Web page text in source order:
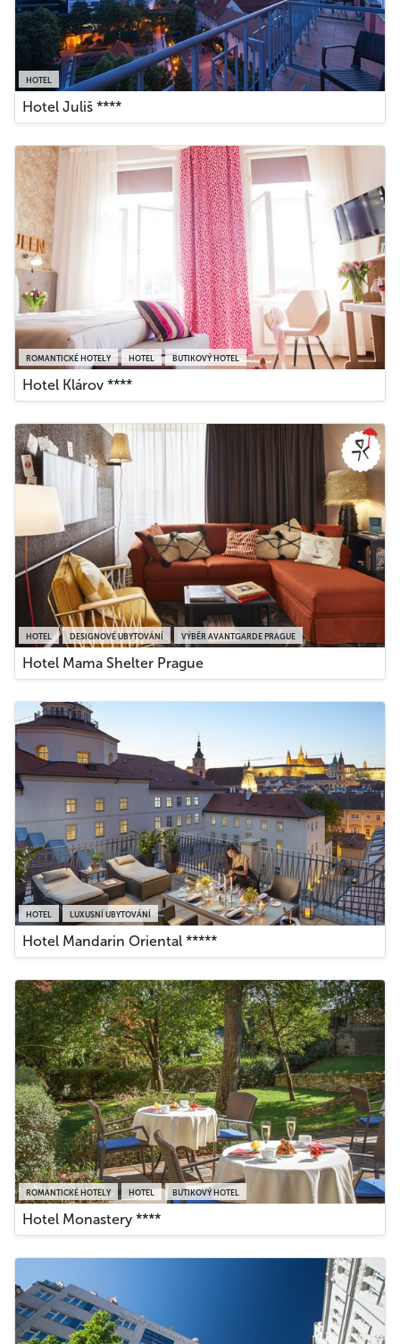
HOTEL
Hotel Juliš ****
ROMANTICKÉ HOTELY HOTEL BUTIKOVÝ HOTEL
Hotel Klárov ****
HOTEL DESIGNOVÉ UBYTOVÁNÍ VÝBĚR AVANTGARDE PRAGUE
Hotel Mama Shelter Prague
HOTEL LUXUSNÍ UBYTOVÁNÍ
Hotel Mandarin Oriental *****
ROMANTICKÉ HOTELY HOTEL BUTIKOVÝ HOTEL
Hotel Monastery ****